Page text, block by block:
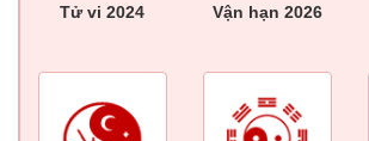
Tử vi 2024 Vận hạn 2026